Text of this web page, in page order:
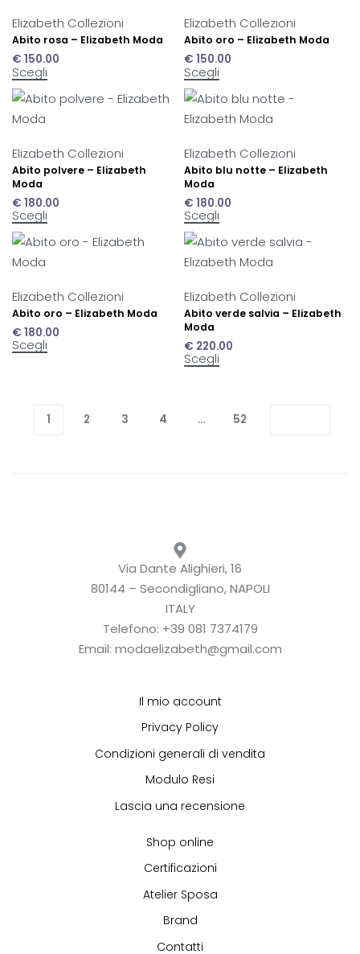
Elizabeth Collezioni
Abito rosa – Elizabeth Moda
€ 150.00
Scegli
Elizabeth Collezioni
Abito oro – Elizabeth Moda
€ 150.00
Scegli
Elizabeth Collezioni
Abito polvere – Elizabeth
Moda
€ 180.00
Scegli
Elizabeth Collezioni
Abito blu notte – Elizabeth
Moda
€ 180.00
Scegli
Elizabeth Collezioni
Abito oro – Elizabeth Moda
€ 180.00
Scegli
Elizabeth Collezioni
Abito verde salvia – Elizabeth
Moda
€ 220.00
Scegli
1 2 3 4 … 52
Via Dante Alighieri, 16
80144 – Secondigliano, NAPOLI
ITALY
Telefono: +39 081 7374179
Email: modaelizabeth@gmail.com
Il mio account
Privacy Policy
Condizioni generali di vendita
Modulo Resi
Lascia una recensione
Shop online
Certificazioni
Atelier Sposa
Brand
Contatti